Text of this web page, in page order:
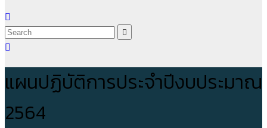
แผนปฏิบัติการประจำปีงบประมาณ
2564